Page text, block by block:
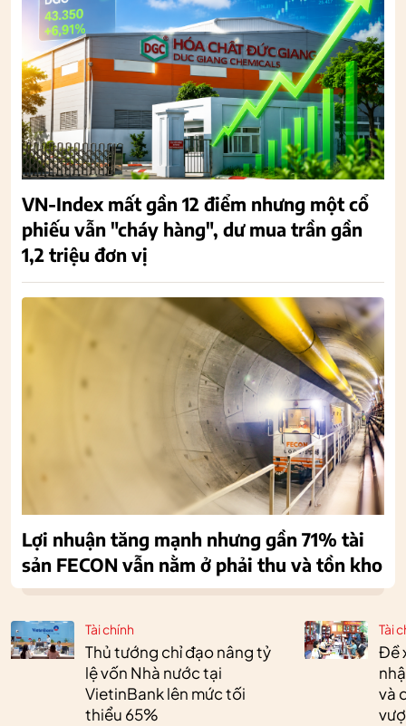
Tài chính
Thủ tướng chỉ đạo nâng tỷ
lệ vốn Nhà nước tại
VietinBank lên mức tối
thiểu 65%
Tài
Đề
và
VN-Index mất gần 12 điểm nhưng một cổ
phiếu vẫn "cháy hàng", dư mua trần gần
1,2 triệu đơn vị
Lợi nhuận tăng mạnh nhưng gần 71% tài
sản FECON vẫn nằm ở phải thu và tồn kho